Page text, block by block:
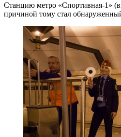
Станцию метро «Спортивная-1»
причиной тому стал